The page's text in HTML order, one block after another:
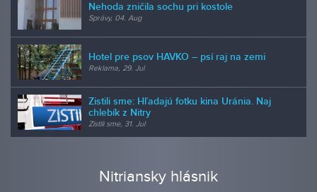
Nehoda zničila sochu pri kostole
Správy, 04. Aug
Hotel pre psov HAVKO – psí raj na zemi
Reklama, 29. Jul
Zistili sme: Hľadajú fotku kina Uránia. Naj
chlebík z Nitry
Zistili sme, 31. Jul
Nitriansky hlásnik